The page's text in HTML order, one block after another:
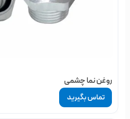
روغن نما چشمی
تماس بگیرید